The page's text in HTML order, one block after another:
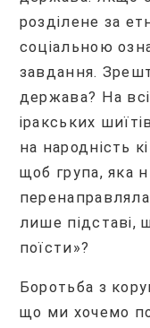
розділене за
соціальною
завдання.
держава? На
іракських
на народність
щоб група, яка
лише підставі,
поїсти»?
Боротьба з
що ми хочемо